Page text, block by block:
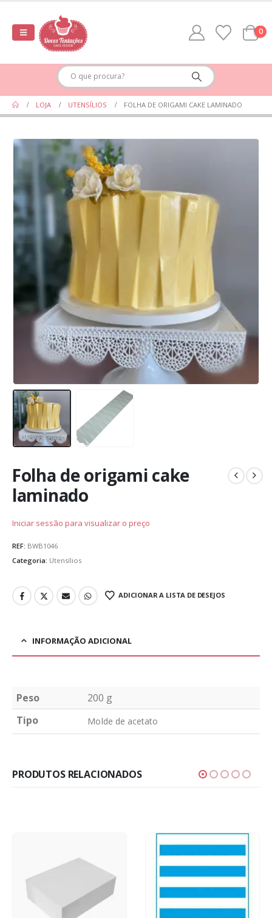
0
LOJA UTENSÍLIOS FOLHA DE ORIGAMI CAKE LAMINADO
Folha de origami cake
laminado
Iniciar sessão para visualizar o preço
REF: BWB1046
Categoria: Utensílios
ADICIONAR A LISTA DE DESEJOS
INFORMAÇÃO ADICIONAL
Peso
200 g
Tipo
Molde de acetato
PRODUTOS RELACIONADOS